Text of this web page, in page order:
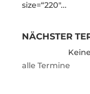
size=“220″...
NÄCHSTER
alle Termine